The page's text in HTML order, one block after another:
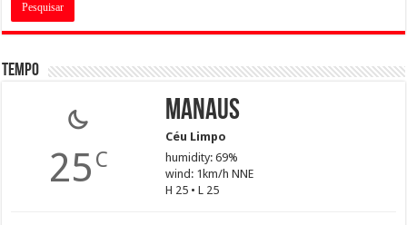
Tempo
25 C
Manaus
Céu Limpo
humidity: 69%
wind: 1km/h NNE
H 25 • L 25